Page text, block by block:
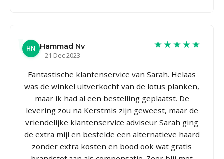
HN Hammad Nv
21 Dec 2023
★★★★★
Fantastische klantenservice van Sarah. Helaas
was de winkel uitverkocht van de lotus planken,
maar ik had al een bestelling geplaatst. De
levering zou na Kerstmis zijn geweest, maar de
vriendelijke klantenservice adviseur Sarah ging
de extra mijl en bestelde een alternatieve haard
zonder extra kosten en bood ook wat gratis